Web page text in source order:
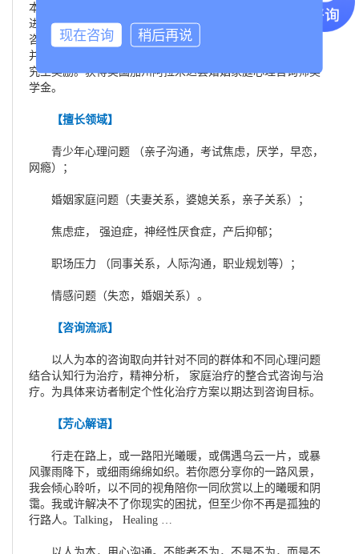
本主义流派的理论和临床经验。赴美前，在中国某三甲医院
进修心理治疗和心理测量技术。 与美国加州大学旧金山分校
咨询系教授及学生共同研究信仰者对心理咨询师品质的期待
并在美国心理学会（APA) 报告. 在美国金门大学获得杰出研
究生奖励。获得美国加州阿拉米达县婚姻家庭心理咨询师奖
学金。
【擅长领域】
青少年心理问题 （亲子沟通，考试焦虑，厌学，早恋，
网瘾）；
婚姻家庭问题（夫妻关系，婆媳关系，亲子关系）；
焦虑症， 强迫症，神经性厌食症，产后抑郁；
职场压力 （同事关系，人际沟通，职业规划等）；
情感问题（失恋，婚姻关系）。
【咨询流派】
以人为本的咨询取向并针对不同的群体和不同心理问题
结合认知行为治疗，精神分析， 家庭治疗的整合式咨询与治
疗。为具体来访者制定个性化治疗方案以期达到咨询目标。
【芳心解语】
行走在路上，或一路阳光曦暖，或偶遇乌云一片，或暴
风骤雨降下，或细雨绵绵如织。若你愿分享你的一路风景，
我会倾心聆听，以不同的视角陪你一同欣赏以上的曦暖和阴
霭。我或许解决不了你现实的困扰，但至少你不再是孤独的
行路人。Talking， Healing …
现在咨询 稍后再说